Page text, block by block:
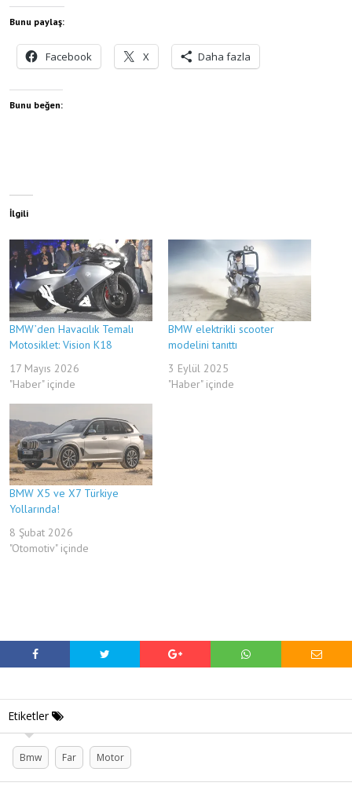
Bunu paylaş:
Facebook X Daha fazla
Bunu beğen:
İlgili
BMW’den Havacılık Temalı
Motosiklet: Vision K18
17 Mayıs 2026
"Haber" içinde
BMW elektrikli scooter
modelini tanıttı
3 Eylül 2025
"Haber" içinde
BMW X5 ve X7 Türkiye
Yollarında!
8 Şubat 2026
"Otomotiv" içinde
Etiketler
Bmw Far Motor